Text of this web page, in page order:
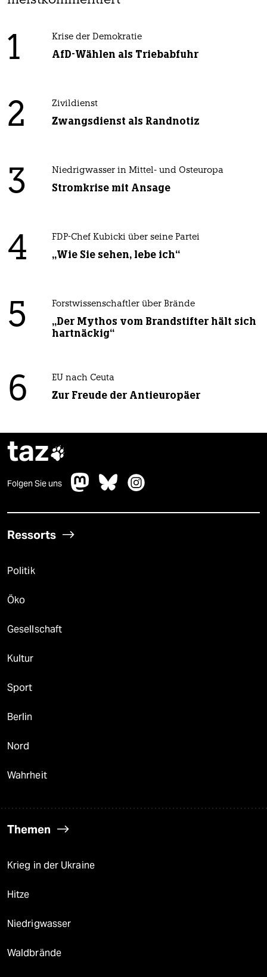
1 Krise der Demokratie
AfD-Wählen als Triebabfuhr
2 Zivildienst
Zwangsdienst als Randnotiz
3 Niedrigwasser in Mittel- und Osteuropa
Stromkrise mit Ansage
4 FDP-Chef Kubicki über seine Partei
„Wie Sie sehen, lebe ich“
5 Forstwissenschaftler über Brände
„Der Mythos vom Brandstifter hält sich
hartnäckig“
6 EU nach Ceuta
Zur Freude der Antieuropäer
taz
Folgen Sie uns
Ressorts
Politik
Öko
Gesellschaft
Kultur
Sport
Berlin
Nord
Wahrheit
Themen
Krieg in der Ukraine
Hitze
Niedrigwasser
Waldbrände